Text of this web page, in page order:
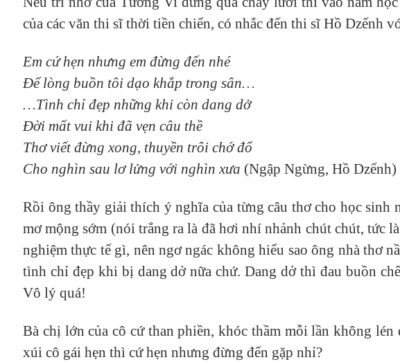
của các văn thi sĩ thời tiền chiến, có nhắc đến thi sĩ Hồ Dzếnh
Em cứ hẹn nhưng em đừng đến nhé
Để lòng buồn tôi dạo khắp trong sân…
…Tình chỉ đẹp những khi còn dang dở
Đời mất vui khi đã vẹn câu thề
Thơ viết đừng xong, thuyền trôi chớ đổ
Cho nghìn sau lơ lửng với nghìn xưa (Ngập Ngừng, Hồ Dzếnh)
Rồi ông thầy giải thích ý nghĩa của từng câu thơ cho học
mơ mộng sớm (nói trắng ra là đã hơi nhí nhảnh chút chút, tức
nghiệm thực tế gì, nên ngơ ngác không hiểu sao ông nhà thơ
tình chỉ đẹp khi bị dang dở nữa chứ. Dang dở thì đau buồn
Vô lý quá!
Bà chị lớn của cô cứ than phiền, khóc thầm mỗi lần không
xúi cô gái hẹn thì cứ hẹn nhưng đừng đến gặp nhỉ?